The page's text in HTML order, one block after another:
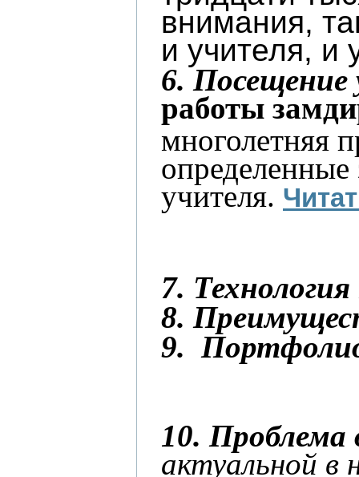
внимания,
и учителя, и
6. Посещение
работы
многолетняя
определенные
учителя.
7. Т
8.
9.
10. Проблема
актуальной в